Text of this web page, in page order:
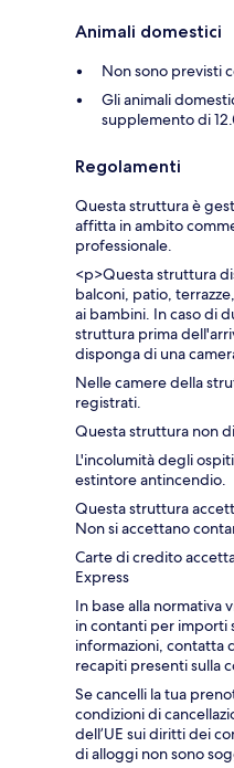
Animali domestici
Non sono previsti
Gli animali
supplemento di
Regolamenti
Questa struttura è
affitta in ambito
professionale.
<p>Questa struttura
balconi, patio,
ai bambini. In caso di
struttura prima
disponga di una
Nelle camere della
registrati.
Questa struttura non
L'incolumità degli
estintore antincendio.
Questa struttura
Non si accettano
Carte di credito
Express
In base alla normativa
in contanti per importi
informazioni, contatta
recapiti presenti sulla
Se cancelli la tua
condizioni di
dell’UE sui diritti dei
di alloggi non sono